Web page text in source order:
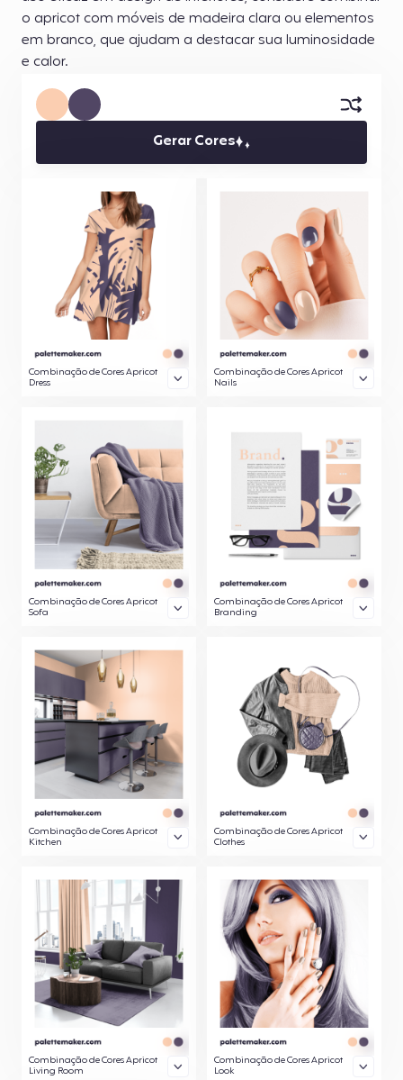
o apricot com móveis de madeira clara ou elementos
em branco, que ajudam a destacar sua luminosidade
e calor.
Gerar Cores
Combinação de Cores Apricot
Dress
Combinação de Cores Apricot
Nails
Combinação de Cores Apricot
Sofa
Combinação de Cores Apricot
Branding
Combinação de Cores Apricot
Kitchen
Combinação de Cores Apricot
Clothes
Combinação de Cores Apricot
Living Room
Combinação de Cores Apricot
Look